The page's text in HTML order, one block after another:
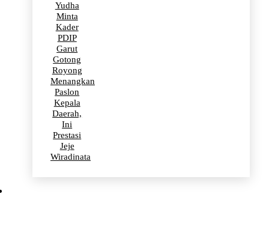
Yudha
Minta
Kader
PDIP
Garut
Gotong
Royong
Menangkan
Paslon
Kepala
Daerah,
Ini
Prestasi
Jeje
Wiradinata